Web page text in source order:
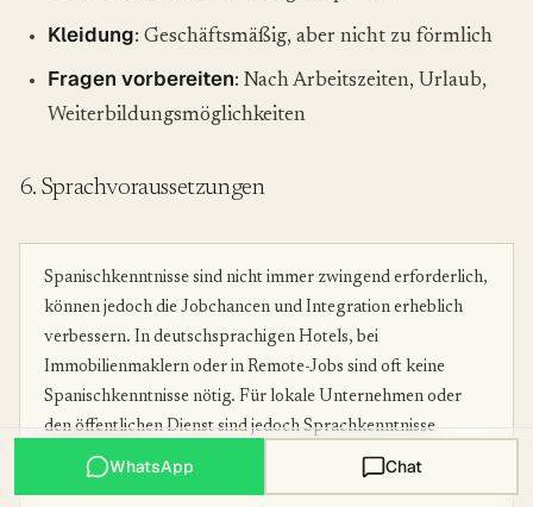
Kleidung: Geschäftsmäßig, aber nicht zu förmlich
Fragen vorbereiten: Nach Arbeitszeiten, Urlaub,
Weiterbildungsmöglichkeiten
6. Sprachvoraussetzungen
Spanischkenntnisse sind nicht immer zwingend erforderlich,
können jedoch die Jobchancen und Integration erheblich
verbessern. In deutschsprachigen Hotels, bei
Immobilienmaklern oder in Remote-Jobs sind oft keine
Spanischkenntnisse nötig. Für lokale Unternehmen oder
den öffentlichen Dienst sind jedoch Sprachkenntnisse
unerlässlich.WhatsApp Chat